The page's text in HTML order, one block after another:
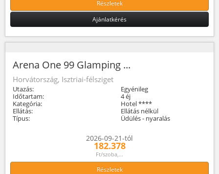
Részletek
Ajánlatkérés
Arena One 99 Glamping ...
Horvátország, Isztriai-félsziget
Utazás:
Egyénileg
Időtartam:
4 éj
Kategória:
Hotel ****
Ellátás:
Ellátás nélkül
Típus:
Üdülés - nyaralás
2026-09-21-tól
182.378
Ft/szoba,...
Részletek